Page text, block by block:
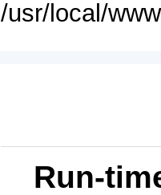
/usr/local/
Run-